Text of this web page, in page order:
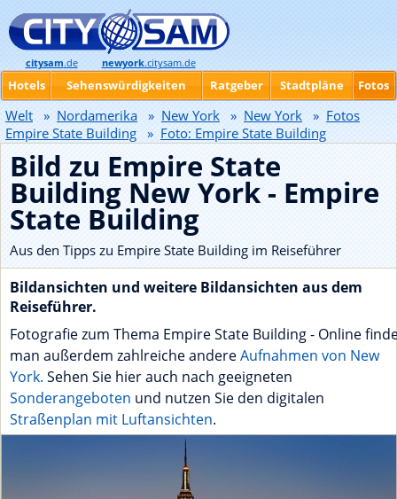
Bild zu Empire State
Building New York - Empire
State Building
Aus den Tipps zu Empire State Building im Reiseführer
Bildansichten und weitere Bildansichten aus dem
Reiseführer.
Fotografie zum Thema Empire State Building - Online
man außerdem zahlreiche andereAufnahmen von New
York. Sehen Sie hier auch nach geeigneten
Sonderangeboten und nutzen Sie den digitalen
Straßenplan mit Luftansichten.
citysam.de newyork.citysam.de
Hotels Sehenswürdigkeiten Ratgeber Stadtpläne Fotos
Welt » Nordamerika » New York » New York » Fotos
Empire State Building » Foto: Empire State Building